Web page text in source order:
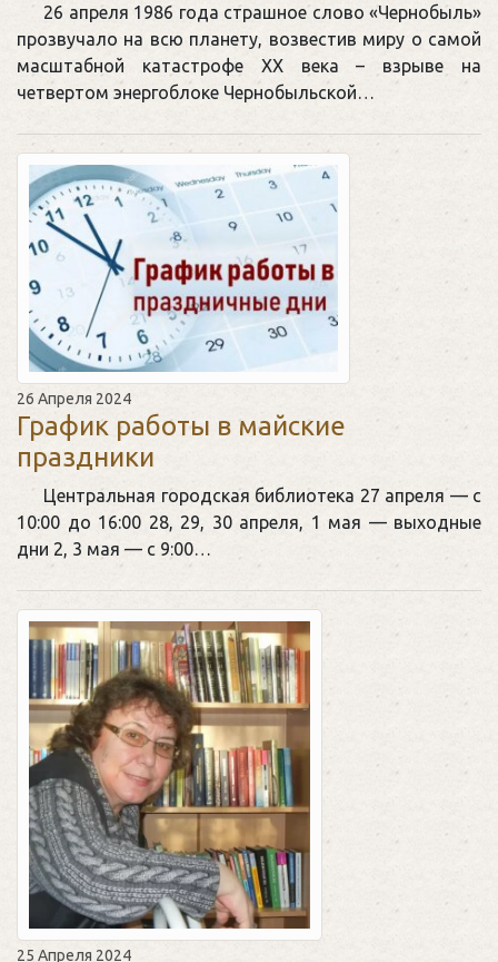
26 апреля 1986 года страшное слово «Чернобыль»
прозвучало на всю планету, возвестив миру о самой
масштабной катастрофе ХХ века – взрыве на
четвертом энергоблоке Чернобыльской…
26 Апреля 2024
График работы в майские
праздники
Центральная городская библиотека 27 апреля — с
10:00 до 16:00 28, 29, 30 апреля, 1 мая — выходные
дни 2, 3 мая — с 9:00…
25 Апреля 2024